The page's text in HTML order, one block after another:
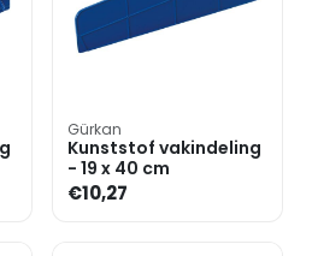
Gürkan
Kunststof vakindeling
- 19 x 40 cm
€10,27